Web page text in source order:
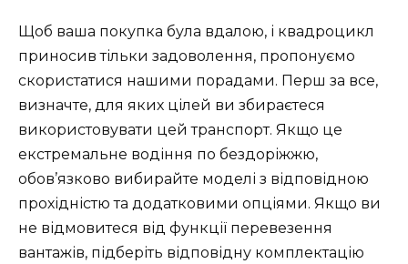
Щоб ваша покупка була вдалою, і квадроцикл
приносив тільки задоволення, пропонуємо
скористатися нашими порадами. Перш за все,
визначте, для яких цілей ви збираєтеся
використовувати цей транспорт. Якщо це
екстремальне водіння по бездоріжжю,
обов’язково вибирайте моделі з відповідною
прохідністю та додатковими опціями. Якщо ви
не відмовитеся від функції перевезення
вантажів, підберіть відповідну комплектацію